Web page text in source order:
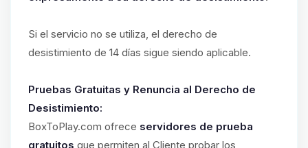
Si el servicio no se utiliza, el derecho de
desistimiento de 14 días sigue siendo aplicable.
Pruebas Gratuitas y Renuncia al Derecho de
Desistimiento:
BoxToPlay.com ofrece servidores de prueba
gratuitos que permiten al Cliente probar los